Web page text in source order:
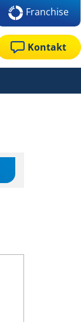
Franchise
Kontakt